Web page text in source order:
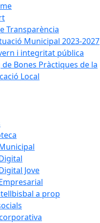
Transparència
Municipal 2023-2027
i integritat pública
de Bones Pràctiques de la
Local
Jove
a prop